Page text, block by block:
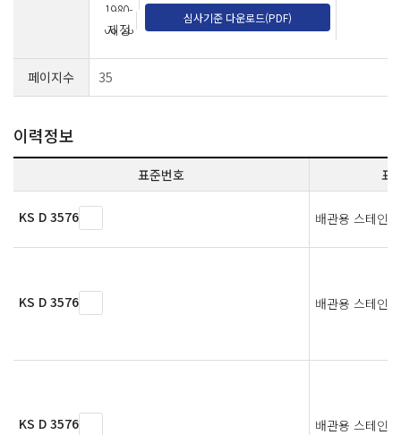
1980-
08-28
제정
심사기준 다운로드(PDF)
페이지수 35
이력정보
표준번호 표
KS D 3576 배관용 스테인
KS D 3576 배관용 스테인
KS D 3576 배관용 스테인